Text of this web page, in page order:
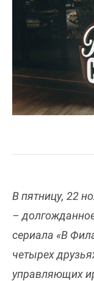
В пятницу, 22
–
сериала «В
четырех
управляющих